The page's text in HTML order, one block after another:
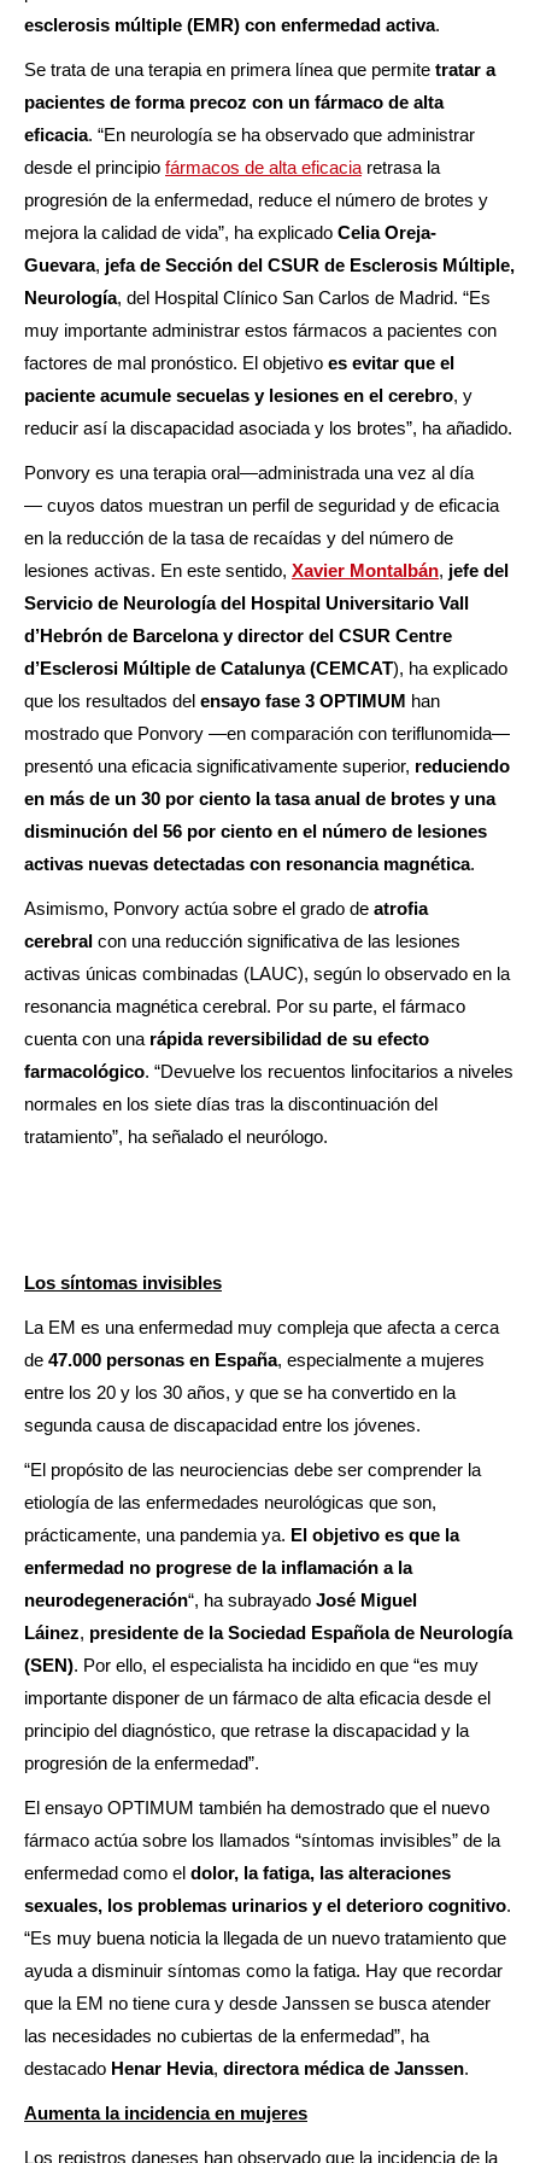
esclerosis múltiple (EMR) con enfermedad activa.
Se trata de una terapia en primera línea que permite tratar a
pacientes de forma precoz con un fármaco de alta
eficacia. “En neurología se ha observado que administrar
desde el principio fármacos de alta eficacia retrasa la
progresión de la enfermedad, reduce el número de brotes y
mejora la calidad de vida”, ha explicado Celia Oreja-
Guevara, jefa de Sección del CSUR de Esclerosis Múltiple,
Neurología, del Hospital Clínico San Carlos de Madrid. “Es
muy importante administrar estos fármacos a pacientes con
factores de mal pronóstico. El objetivo es evitar que el
paciente acumule secuelas y lesiones en el cerebro, y
reducir así la discapacidad asociada y los brotes”, ha añadido.
Ponvory es una terapia oral—administrada una vez al día
— cuyos datos muestran un perfil de seguridad y de eficacia
en la reducción de la tasa de recaídas y del número de
lesiones activas. En este sentido, Xavier Montalbán, jefe del
Servicio de Neurología del Hospital Universitario Vall
d’Hebrón de Barcelona y director del CSUR Centre
d’Esclerosi Múltiple de Catalunya (CEMCAT), ha explicado
que los resultados del ensayo fase 3 OPTIMUM han
mostrado que Ponvory —en comparación con teriflunomida—
presentó una eficacia significativamente superior, reduciendo
en más de un 30 por ciento la tasa anual de brotes y una
disminución del 56 por ciento en el número de lesiones
activas nuevas detectadas con resonancia magnética.
Asimismo, Ponvory actúa sobre el grado de atrofia
cerebral con una reducción significativa de las lesiones
activas únicas combinadas (LAUC), según lo observado en la
resonancia magnética cerebral. Por su parte, el fármaco
cuenta con una rápida reversibilidad de su efecto
farmacológico. “Devuelve los recuentos linfocitarios a niveles
normales en los siete días tras la discontinuación del
tratamiento”, ha señalado el neurólogo.
Los síntomas invisibles
La EM es una enfermedad muy compleja que afecta a cerca
de 47.000 personas en España, especialmente a mujeres
entre los 20 y los 30 años, y que se ha convertido en la
segunda causa de discapacidad entre los jóvenes.
“El propósito de las neurociencias debe ser comprender la
etiología de las enfermedades neurológicas que son,
prácticamente, una pandemia ya. El objetivo es que la
enfermedad no progrese de la inflamación a la
neurodegeneración“, ha subrayado José Miguel
Láinez, presidente de la Sociedad Española de Neurología
(SEN). Por ello, el especialista ha incidido en que “es muy
importante disponer de un fármaco de alta eficacia desde el
principio del diagnóstico, que retrase la discapacidad y la
progresión de la enfermedad”.
El ensayo OPTIMUM también ha demostrado que el nuevo
fármaco actúa sobre los llamados “síntomas invisibles” de la
enfermedad como el dolor, la fatiga, las alteraciones
sexuales, los problemas urinarios y el deterioro cognitivo.
“Es muy buena noticia la llegada de un nuevo tratamiento que
ayuda a disminuir síntomas como la fatiga. Hay que recordar
que la EM no tiene cura y desde Janssen se busca atender
las necesidades no cubiertas de la enfermedad”, ha
destacado Henar Hevia, directora médica de Janssen.
Aumenta la incidencia en mujeres
Los registros daneses han observado que la incidencia de la